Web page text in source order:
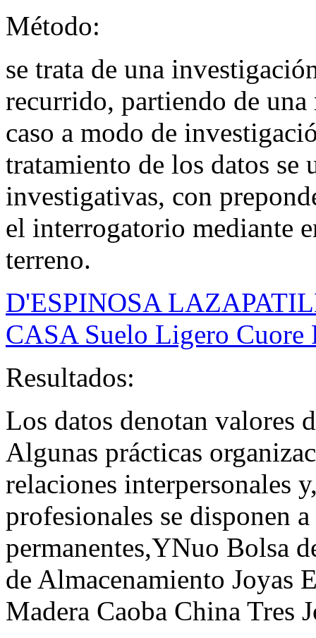
Método:
se trata de una
recurrido, partiendo de
caso a modo de
tratamiento de los datos se
investigativas, con
el interrogatorio mediante
terreno.
D'ESPINOSA
CASA Suelo Ligero Cuore
Resultados:
Los datos denotan valores
Algunas prácticas
relaciones interpersonales
profesionales se disponen
permanentes,YNuo Bolsa
de Almacenamiento Joyas
Madera Caoba China Tres